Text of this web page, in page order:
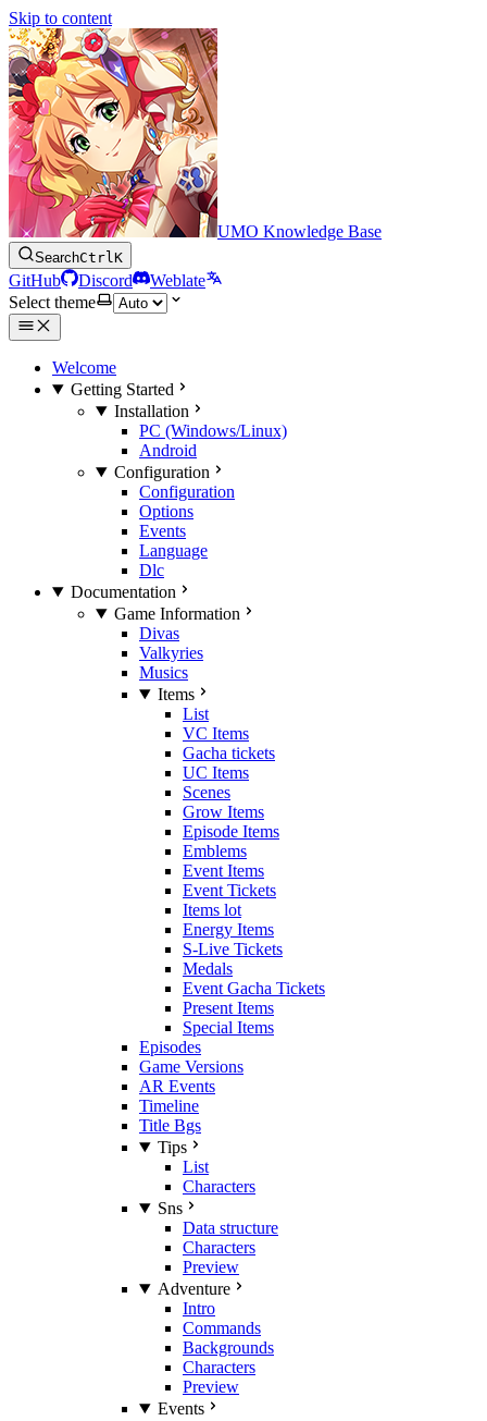
Skip to content
UMO Knowledge Base
SearchCtrlK
GitHub Discord
Weblate
Select theme
Welcome
Getting Started
Installation
PC (Windows/Linux)
Android
Configuration
Configuration
Options
Events
Language
Dlc
Documentation
Game Information
Divas
Valkyries
Musics
Items
List
VC Items
Gacha tickets
UC Items
Scenes
Grow Items
Episode Items
Emblems
Event Items
Event Tickets
Items lot
Energy Items
S-Live Tickets
Medals
Event Gacha Tickets
Present Items
Special Items
Episodes
Game Versions
AR Events
Timeline
Title Bgs
Tips
List
Characters
Sns
Data structure
Characters
Preview
Adventure
Intro
Commands
Backgrounds
Characters
Preview
Events